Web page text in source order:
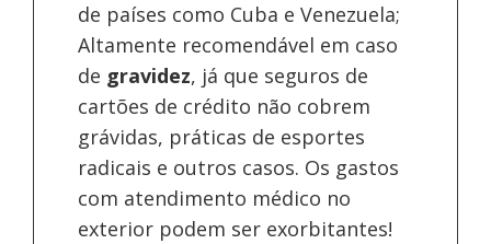
de países como Cuba e Venezuela;
Altamente recomendável em caso
de gravidez, já que seguros de
cartões de crédito não cobrem
grávidas, práticas de esportes
radicais e outros casos. Os gastos
com atendimento médico no
exterior podem ser exorbitantes!